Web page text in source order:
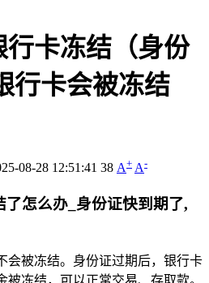
行卡冻结（身份
行卡会被冻结
08-28 12:51:41 38 A+ A-
怎么办_身份证快到期了,
会被冻结。身份证过期后，银行卡